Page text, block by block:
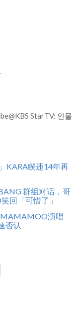
StarTV: 인물
KARA睽违14年再
群组对话，哥
回「可惜了」
MAMAMOO演唱
否认